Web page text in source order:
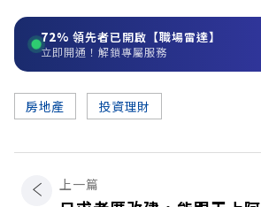
72% 領先者已開啟【職場雷達】
立即開通！解鎖專屬服務
房地產 投資理財
上一篇